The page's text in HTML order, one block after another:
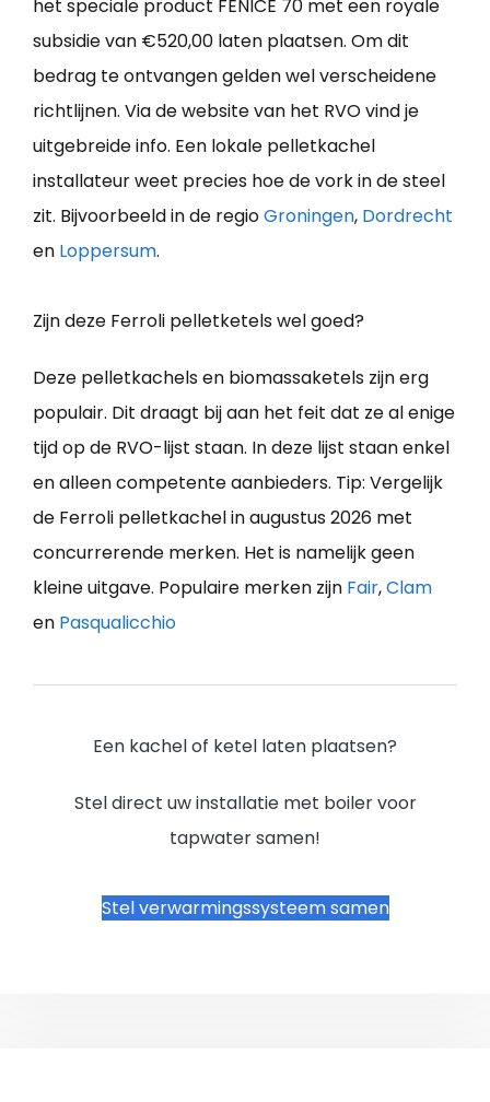
het speciale product FENICE 70 met een royale
subsidie van €520,00 laten plaatsen. Om dit
bedrag te ontvangen gelden wel verscheidene
richtlijnen. Via de website van het RVO vind je
uitgebreide info. Een lokale pelletkachel
installateur weet precies hoe de vork in de steel
zit. Bijvoorbeeld in de regioGroningen, Dordrecht
en Loppersum.
Zijn deze Ferroli pelletketels wel goed?
Deze pelletkachels en biomassaketels zijn erg
populair. Dit draagt bij aan het feit dat ze al enige
tijd op de RVO-lijst staan. In deze lijst staan enkel
en alleen competente aanbieders. Tip: Vergelijk
de Ferroli pelletkachel in augustus 2026 met
concurrerende merken. Het is namelijk geen
kleine uitgave. Populaire merken zijn Fair,Clam
en Pasqualicchio
Een kachel of ketel laten plaatsen?
Stel direct uw installatie met boiler voor
tapwater samen!
Stel verwarmingssysteem samen